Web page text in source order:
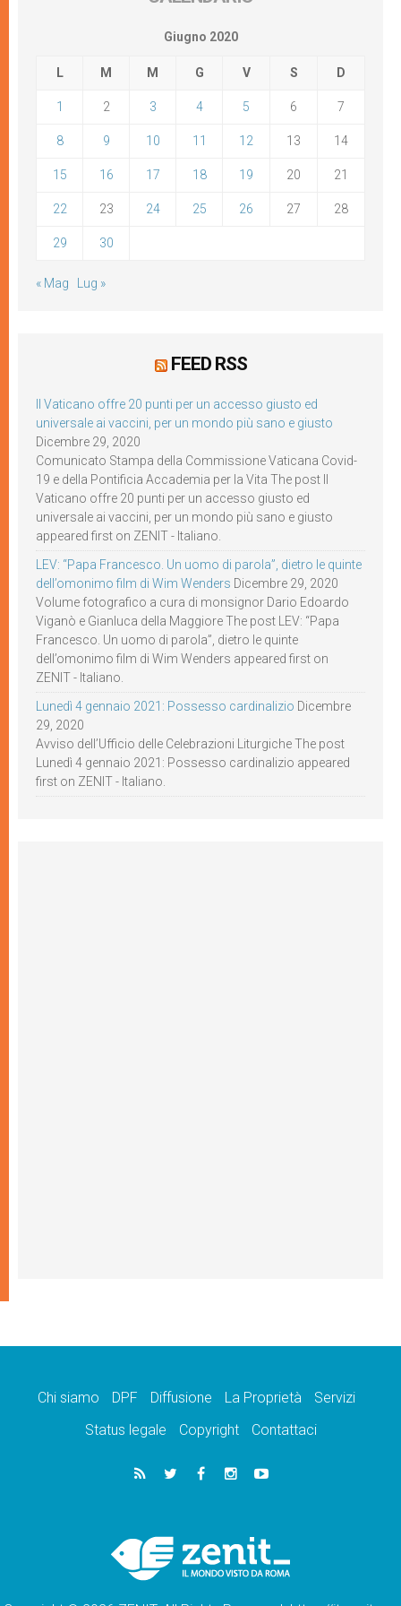
Giugno 2020
L M M G V S D
1 2 3 4 5 6 7
8 9 10 11 12 13 14
15 16 17 18 19 20 21
22 23 24 25 26 27 28
29 30
« Mag Lug »
FEED RSS
Il Vaticano offre 20 punti per un accesso giusto ed
universale ai vaccini, per un mondo più sano e giusto
Dicembre 29, 2020
Comunicato Stampa della Commissione Vaticana Covid-
19 e della Pontificia Accademia per la Vita The post Il
Vaticano offre 20 punti per un accesso giusto ed
universale ai vaccini, per un mondo più sano e giusto
appeared first on ZENIT - Italiano.
LEV: “Papa Francesco. Un uomo di parola”, dietro le quinte
dell’omonimo film di Wim Wenders Dicembre 29, 2020
Volume fotografico a cura di monsignor Dario Edoardo
Viganò e Gianluca della Maggiore The post LEV: “Papa
Francesco. Un uomo di parola”, dietro le quinte
dell’omonimo film di Wim Wenders appeared first on
ZENIT - Italiano.
Lunedì 4 gennaio 2021: Possesso cardinalizio Dicembre
29, 2020
Avviso dell’Ufficio delle Celebrazioni Liturgiche The post
Lunedì 4 gennaio 2021: Possesso cardinalizio appeared
first on ZENIT - Italiano.
Chi siamo DPF Diffusione La Proprietà
Servizi
Status legale
Copyright Contattaci